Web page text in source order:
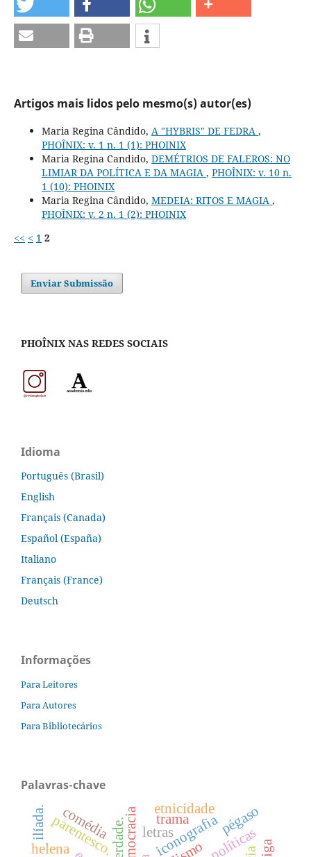
Artigos mais lidos pelo mesmo(s) autor(es)
Maria Regina Cândido, A "HYBRIS" DE FEDRA ,
PHOÎNIX: v. 1 n. 1 (1): PHOINIX
Maria Regina Candido, DEMÉTRIOS DE FALEROS: NO
LIMIAR DA POLÍTICA E DA MAGIA , PHOÎNIX: v. 10 n.
1 (10): PHOINIX
Maria Regina Cândido, MEDEIA: RITOS E MAGIA ,
PHOÎNIX: v. 2 n. 1 (2): PHOINIX
<< < 1 2
Enviar Submissão
PHOÎNIX NAS REDES SOCIAIS
Idioma
Português (Brasil)
English
Français (Canada)
Español (España)
Italiano
Français (France)
Deutsch
Informações
Para Leitores
Para Autores
Para Bibliotecários
Palavras-chave
parentesco. iconografia
etnicidade
comédia letras
trama
helena
ilíada. pégaso